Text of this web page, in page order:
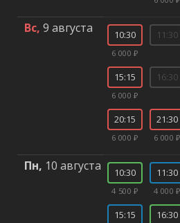
Вс, 9 августа 10:30
6 000 ₽
11:30
15:15
6 000 ₽
16:30
20:15
6 000 ₽
21:30
6 000 ₽
Пн, 10 августа 10:30
4 500 ₽
11:30
4 000 ₽
15:15 16:30